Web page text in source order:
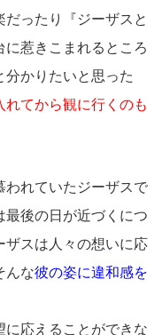
ったり『ジーザスと
惹きこまれるところ
分かりたいと思った
れてから観に行くのも
われていたジーザスで
後の日が近づくにつ
ザスは人々の想いに応
んな彼の姿に違和感を
に応えることができな